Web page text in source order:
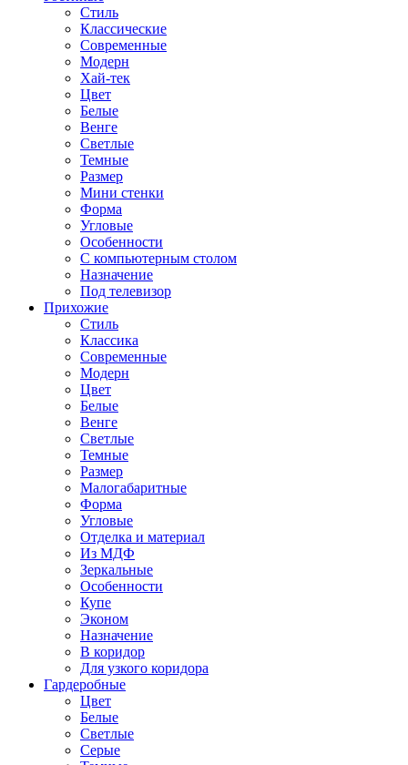
Стиль
Классические
Современные
Модерн
Хай-тек
Цвет
Белые
Венге
Светлые
Темные
Размер
Мини стенки
Форма
Угловые
Особенности
С компьютерным столом
Назначение
Под телевизор
Прихожие
Стиль
Классика
Современные
Модерн
Цвет
Белые
Венге
Светлые
Темные
Размер
Малогабаритные
Форма
Угловые
Отделка и материал
Из МДФ
Зеркальные
Особенности
Купе
Эконом
Назначение
В коридор
Для узкого коридора
Гардеробные
Цвет
Белые
Светлые
Серые